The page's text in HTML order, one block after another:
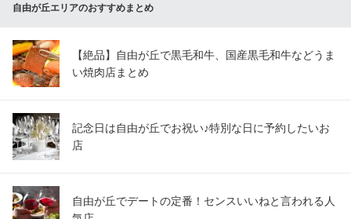
自由が丘エリアのおすすめまとめ
【絶品】自由が丘で黒毛和牛、国産黒毛和牛などうま
い焼肉店まとめ
記念日は自由が丘でお祝い♪特別な日に予約したいお
店
自由が丘でデートの定番！センスいいねと言われる人